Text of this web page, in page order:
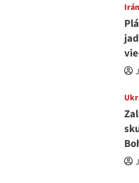
Irán